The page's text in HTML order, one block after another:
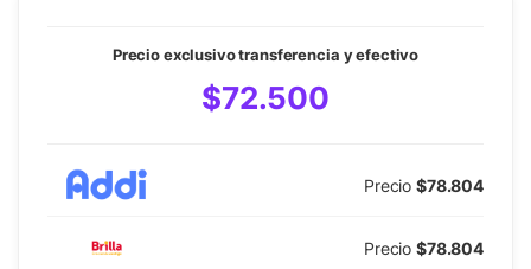
Precio exclusivo transferencia y efectivo
$72.500
Precio $78.804
Precio $78.804